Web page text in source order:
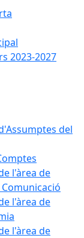
2023-2027
del
l'àrea de
l'àrea de
l'àrea de